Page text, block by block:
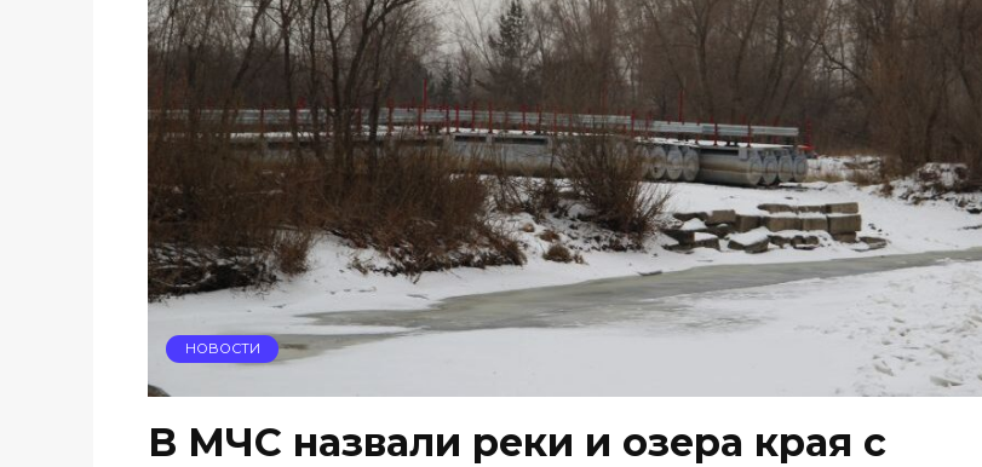
НОВОСТИ
В МЧС назвали реки и озера края с